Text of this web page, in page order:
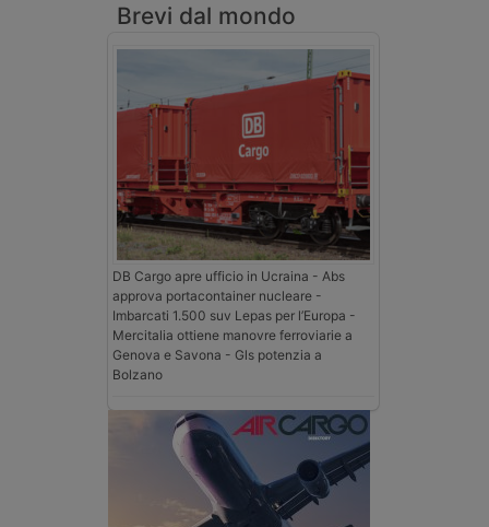
Brevi dal mondo
DB Cargo apre ufficio in Ucraina - Abs
approva portacontainer nucleare -
Imbarcati 1.500 suv Lepas per l’Europa -
Mercitalia ottiene manovre ferroviarie a
Genova e Savona - Gls potenzia a
Bolzano